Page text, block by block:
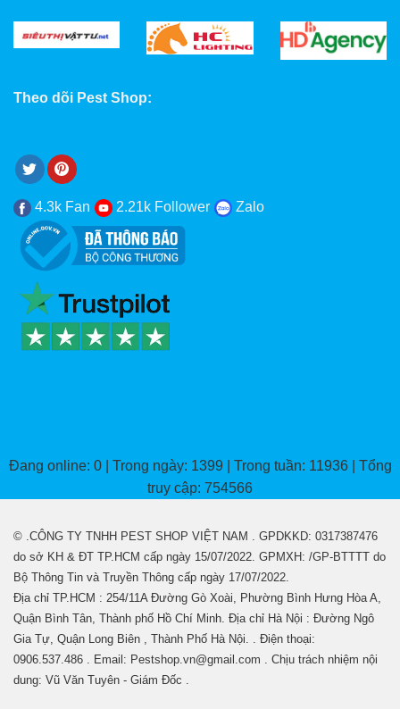
Theo dõi Pest Shop:
4.3k Fan 2.21k Follower Zalo
Đang online: 0 | Trong ngày: 1399 | Trong tuần: 11936 | Tổng
truy cập: 754566
© .CÔNG TY TNHH PEST SHOP VIỆT NAM . GPDKKD: 0317387476
do sở KH & ĐT TP.HCM cấp ngày 15/07/2022. GPMXH: /GP-BTTTT do
Bộ Thông Tin và Truyền Thông cấp ngày 17/07/2022.
Địa chỉ TP.HCM : 254/11A Đường Gò Xoài, Phường Bình Hưng Hòa A,
Quận Bình Tân, Thành phố Hồ Chí Minh. Địa chỉ Hà Nội : Đường Ngô
Gia Tự, Quận Long Biên , Thành Phố Hà Nội. . Điện thoại:
0906.537.486 . Email: Pestshop.vn@gmail.com . Chịu trách nhiệm nội
dung: Vũ Văn Tuyên - Giám Đốc .